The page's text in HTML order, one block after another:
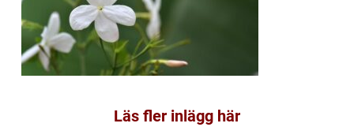
Läs fler inlägg här